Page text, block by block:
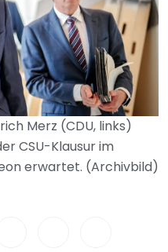
Merz (CDU, links)
CSU-Klausur im
erwartet. (Archivbild)